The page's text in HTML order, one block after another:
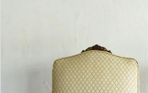
ログイン person 新